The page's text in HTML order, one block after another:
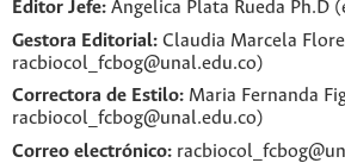
Editor Jefe: Angelica Plata Rueda Ph.D
Gestora Editorial: Claudia Marcela
racbiocol_fcbog@unal.edu.co)
Correctora de Estilo: Maria Fernanda
racbiocol_fcbog@unal.edu.co)
Correo electrónico: